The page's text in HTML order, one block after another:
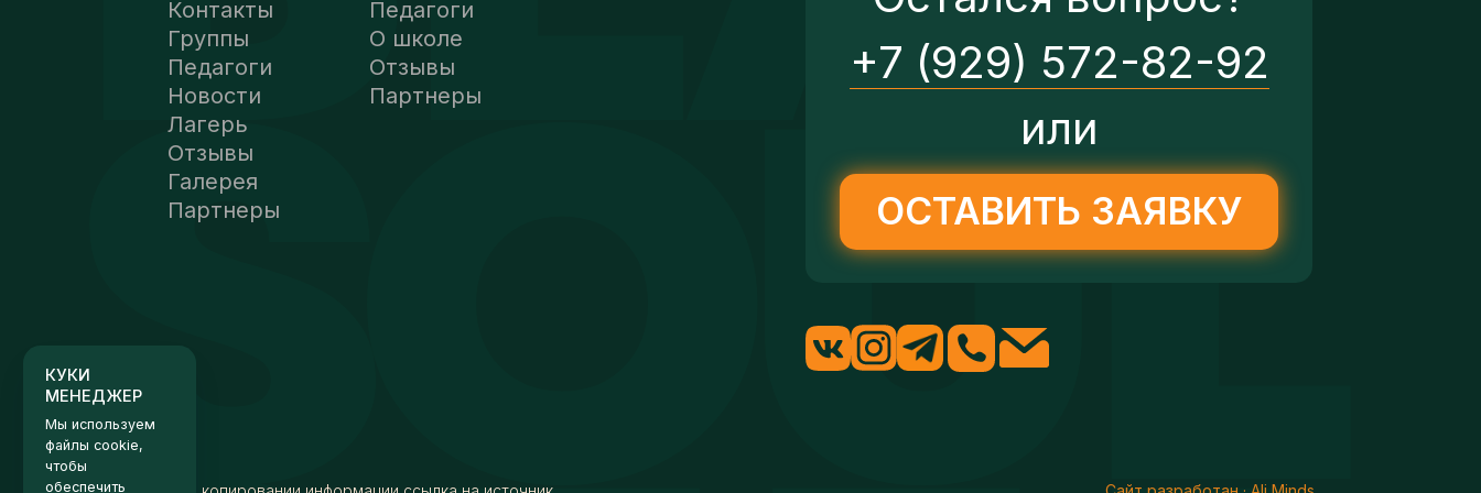
использования
сайта.
Хорошо
Настройки
Контакты
Группы
Педагоги
Новости
Лагерь
Отзывы
Галерея
Партнеры
Педагоги
О школе
Отзывы
Партнеры
+7 (929) 572-82-92
или
ОСТАВИТЬ ЗАЯВКУ